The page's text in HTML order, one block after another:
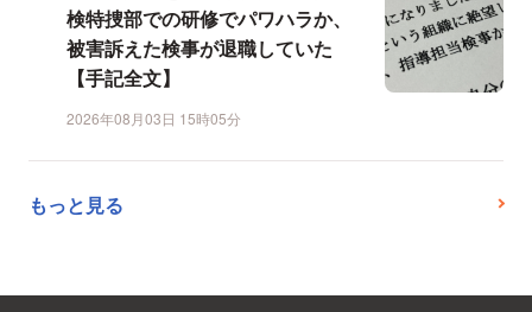
検特捜部での研修でパワハラか、
被害訴えた検事が退職していた
【手記全文】
2026年08月03日 15時05分
もっと見る